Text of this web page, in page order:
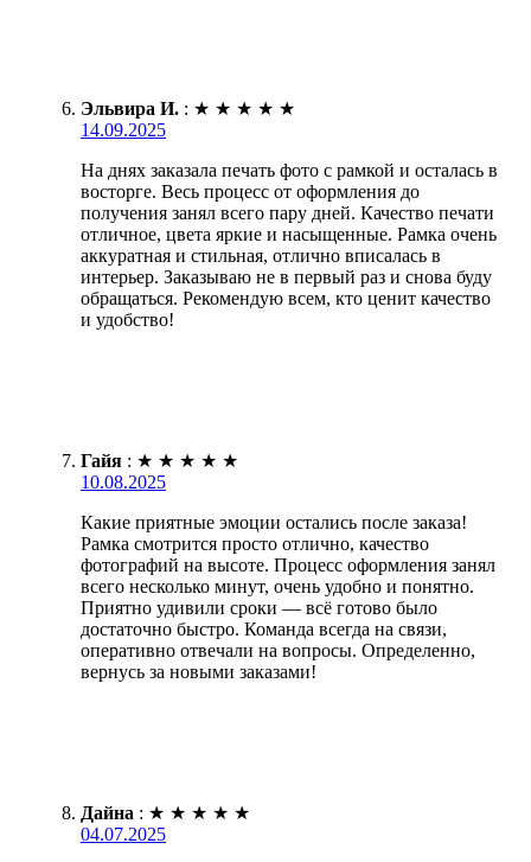
Эльвира И. : ★ ★ ★ ★ ★
14.09.2025
На днях заказала печать фото с рамкой и осталась в
восторге. Весь процесс от оформления до
получения занял всего пару дней. Качество печати
отличное, цвета яркие и насыщенные. Рамка очень
аккуратная и стильная, отлично вписалась в
интерьер. Заказываю не в первый раз и снова буду
обращаться. Рекомендую всем, кто ценит качество
и удобство!
Гайя : ★ ★ ★ ★ ★
10.08.2025
Какие приятные эмоции остались после заказа!
Рамка смотрится просто отлично, качество
фотографий на высоте. Процесс оформления занял
всего несколько минут, очень удобно и понятно.
Приятно удивили сроки — всё готово было
достаточно быстро. Команда всегда на связи,
оперативно отвечали на вопросы. Определенно,
вернусь за новыми заказами!
Дайна : ★ ★ ★ ★ ★
04.07.2025